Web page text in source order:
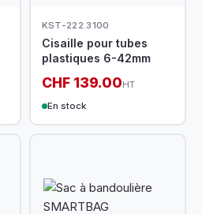
KST-222.3100
Cisaille pour tubes
plastiques 6-42mm
CHF 139.00HT
En stock